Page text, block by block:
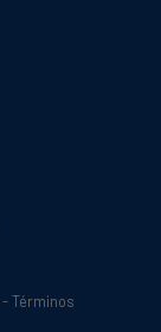
-Términos